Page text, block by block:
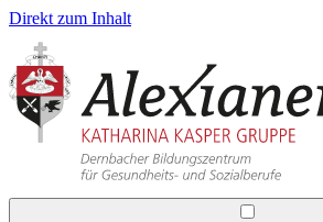
Direkt zum Inhalt